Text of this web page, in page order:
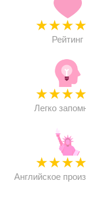
★★★★
Рейтинг
★★★★
Легко
★★★★
Английское